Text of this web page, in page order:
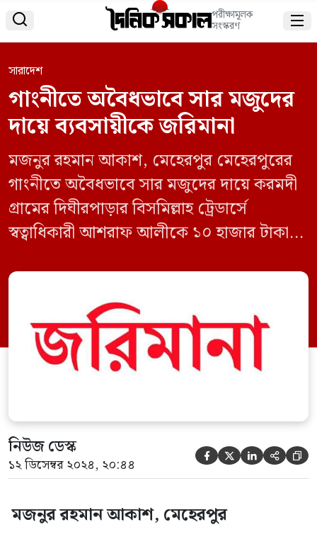
 পরীক্ষামূলক
সংস্করণ 
সারাদেশ
গাংনীতে অবৈধভাবে সার মজুদের
দায়ে ব্যবসায়ীকে জরিমানা
মজনুর রহমান আকাশ, মেহেরপুর মেহেরপুরের
গাংনীতে অবৈধভাবে সার মজুদের দায়ে করমদী
গ্রামের দিঘীরপাড়ার বিসমিল্লাহ ট্রেডার্সে
স্বত্বাধিকারী আশরাফ আলীকে ১০ হাজার টাকা
বৃহস্পতিবার বিকেলে উপজেলার সরকারি
কমিশনার (ভূমি) ও ভ্রাম্যমান আদালতের নির্বাহী
ম্যাজিস্ট্রেট সাদ্দাম হোসেন এ দন্ড প্রদান করেন।
এ সময় জব্দ করা হয়েছে ৯০ বস্তা ইউরিয়া ও ২৯
বস্তা ডিএপি […]
নিউজ ডেস্ক
১২ ডিসেম্বর ২০২৪, ২০:৪৪     
মজনুর রহমান আকাশ, মেহেরপুর